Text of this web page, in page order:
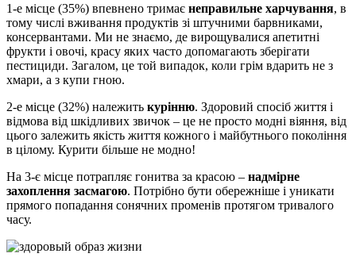
1-е місце (35%) впевнено тримає неправильне харчування, в
тому числі вживання продуктів зі штучними барвниками,
консервантами. Ми не знаємо, де вирощувалися апетитні
фрукти і овочі, красу яких часто допомагають зберігати
пестициди. Загалом, це той випадок, коли грім вдарить не з
хмари, а з купи гною.
2-е місце (32%) належить курінню. Здоровий спосіб життя і
відмова від шкідливих звичок – це не просто модні віяння, від
цього залежить якість життя кожного і майбутнього покоління
в цілому. Курити більше не модно!
На 3-є місце потрапляє гонитва за красою – надмірне
захоплення засмагою. Потрібно бути обережніше і уникати
прямого попадання сонячних променів протягом тривалого
часу.